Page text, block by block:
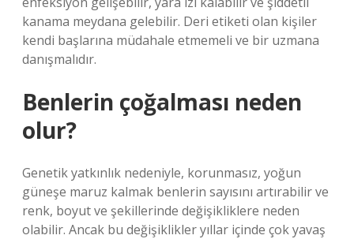
kanama meydana gelebilir. Deri etiketi olan kişiler
kendi başlarına müdahale etmemeli ve bir uzmana
danışmalıdır.
Benlerin çoğalması neden
olur?
Genetik yatkınlık nedeniyle, korunmasız, yoğun
güneşe maruz kalmak benlerin sayısını artırabilir ve
renk, boyut ve şekillerinde değişikliklere neden
olabilir. Ancak bu değişiklikler yıllar içinde çok yavaş